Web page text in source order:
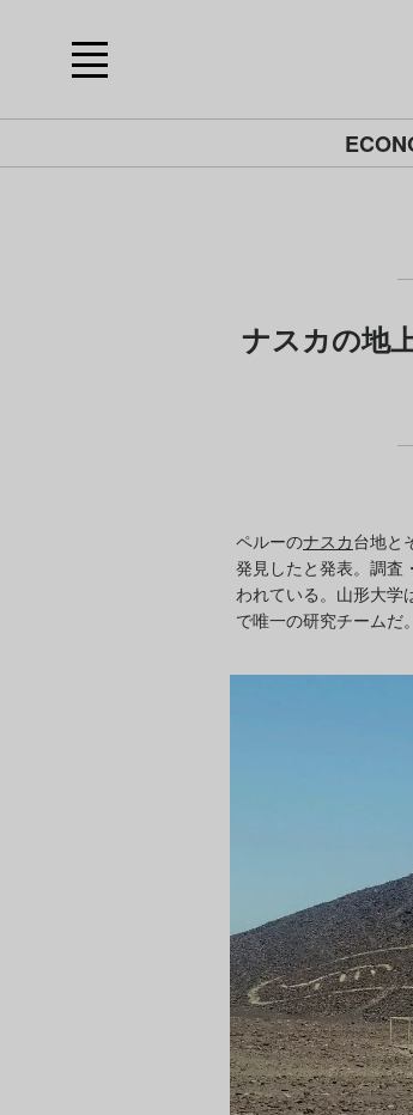
ナスカの地
ペルーのナスカ台地と
発見したと発表。調査
われている。山形大学
で唯一の研究チームだ。